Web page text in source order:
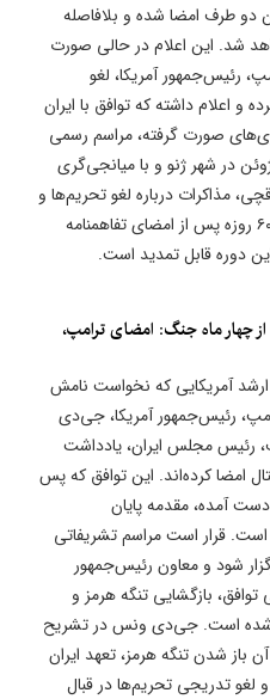
دو طرف امضا شده و بلافاصله
شد. این اعلام در حالی صورت
رئیس‌جمهور آمریکا، لغو
و اعلام داشته که توافق با ایران
صورت گرفته، مراسم رسمی
این تفاهمنامه روز جمعه ۱۹ ژوئن در شهر ژنو و با میانجی‌گری
مذاکرات درباره لغو تحریم‌ها و
برنامه هسته‌ای ایران در طول دوره ۶۰ روزه پس از امضای تفاهمنامه
دوره قابل تمدید است.
چهار ماه جنگ: امضای ترامپ،
ارشد آمریکایی که نخواست نامش
رئیس‌جمهور آمریکا، جی‌دی
رئیس مجلس ایران، یادداشت
امضا کرده‌اند. این توافق که پس
آمده، مقدمه پایان
قرار است مراسم تشریفاتی
شود و معاون رئیس‌جمهور
بازگشایی تنگه هرمز و
شده است. جی‌دی ونس در تشریح
شدن تنگه هرمز، تعهد ایران
تدریجی تحریم‌ها در قبال